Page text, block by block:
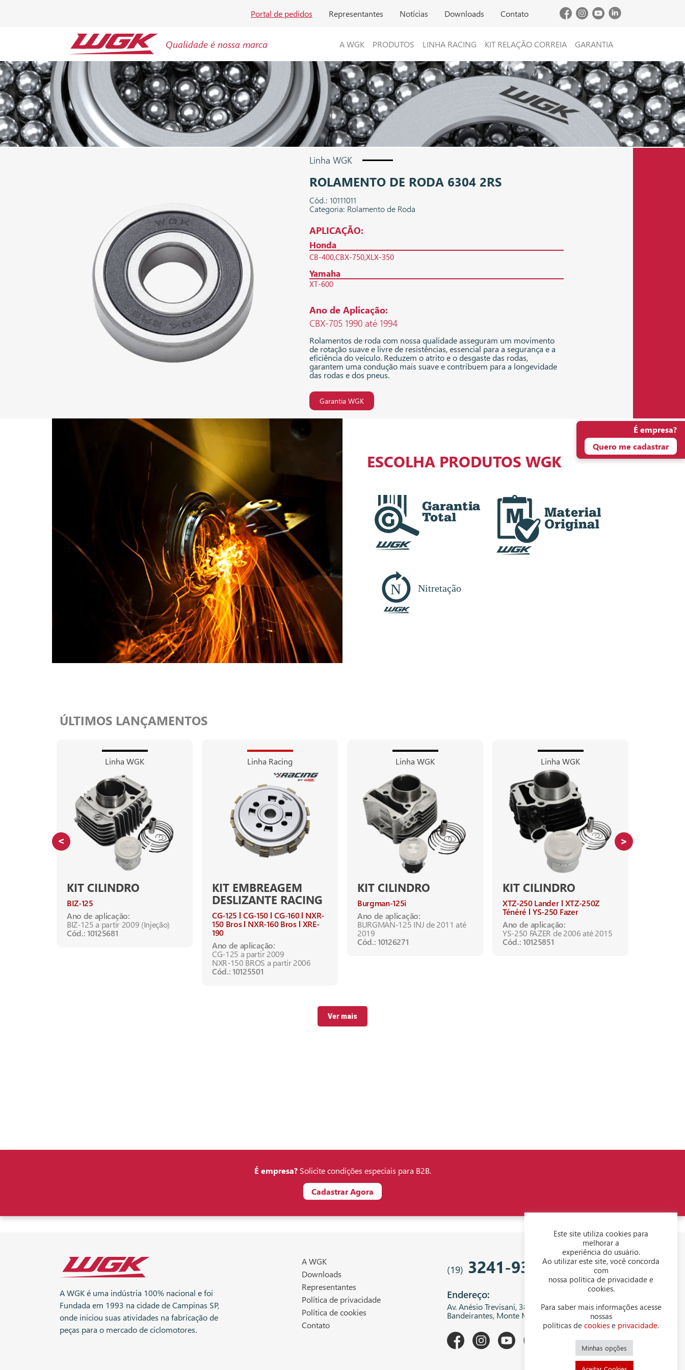
Portal de pedidos Representantes Notícias Downloads Contato
Qualidade é nossa marca A WGK PRODUTOS LINHA RACING KIT RELAÇÃO CORREIA GARANTIA
Linha WGK
ROLAMENTO DE RODA 6304 2RS
Cód.: 10111011
Categoria: Rolamento de Roda
APLICAÇÃO:
Honda
CB-400CBX-750XLX-350
Yamaha
XT-600
Ano de Aplicação:
CBX-705 1990 até 1994
Rolamentos de roda com nossa qualidade asseguram um movimento
de rotação suave e livre de resistências, essencial para a segurança e a
eficiência do veículo. Reduzem o atrito e o desgaste das rodas,
garantem uma condução mais suave e contribuem para a longevidade
das rodas e dos pneus.
Garantia WGK
ESCOLHA PRODUTOS WGK
ÚLTIMOS LANÇAMENTOS
Linha WGK
KIT CILINDRO
BIZ-125
Ano de aplicação:
BIZ-125 a partir 2009 (Injeção)
Cód.: 10125681
Linha Racing
KIT EMBREAGEM
DESLIZANTE RACING
CG-125 CG-150 CG-160
NXR-
150 Bros NXR-160 Bros XRE-
190
Ano de aplicação:
CG-125 a partir 2009
NXR-150 BROS a partir 2006
Cód.: 10125501
Linha WGK
KIT CILINDRO
Burgman-125i
Ano de aplicação:
BURGMAN-125 INJ de 2011 até
2019
Cód.: 10126271
Linha WGK
KIT CILINDRO
XTZ-250 Lander XTZ-250Z
Ténéré
YS-250 Fazer
Ano de aplicação:
YS-250 FAZER de 2006 até 2015
Cód.: 10125851
Ver mais
É empresa?
Quero me cadastrar
É empresa?Solicite condições especiais para B2B.
Cadastrar Agora
A WGK é uma indústria 100% nacional e foi
Fundada em 1993 na cidade de Campinas SP,
onde iniciou suas atividades na fabricação de
peças para o mercado de ciclomotores.
A WGK
Downloads
Representantes
Política de privacidade
Política de cookies
Contato
(19) 3241-9343
Endereço:
Av. Anésio Trevisani, 380 - Centro Empresarial
Bandeirantes, Monte Mor - SP, 13199-300
Este site utiliza cookies para
melhorar a
experiência do usuário.
Ao utilizar este site, você concorda
com
nossa política de privacidade e
cookies.
Para saber mais informações acesse
nossas
políticas de cookies e privacidade.
Minhas opções